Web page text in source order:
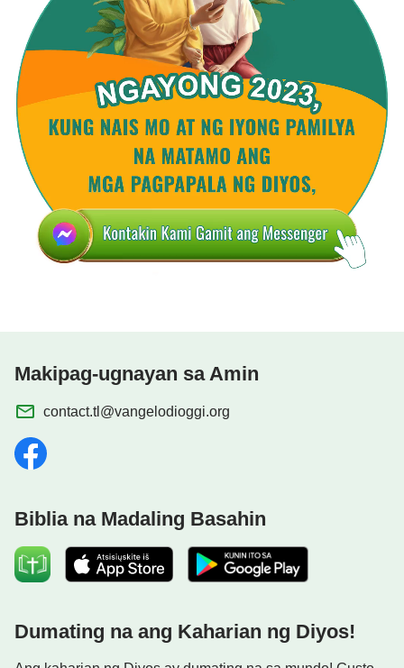
Makipag-ugnayan sa Amin
contact.tl@vangelodioggi.org
Biblia na Madaling Basahin
Dumating na ang Kaharian ng Diyos!